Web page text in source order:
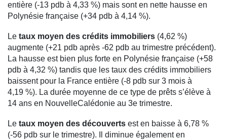
entière (-13 pdb à 4,33 %) mais sont en nette hausse en
Polynésie française (+34 pdb à 4,14 %).
Le taux moyen des crédits immobiliers (4,62 %)
augmente (+21 pdb après -62 pdb au trimestre précédent).
La hausse est bien plus forte en Polynésie française (+58
pdb à 4,32 %) tandis que les taux des crédits immobiliers
baissent pour la France entière (-8 pdb sur 3 mois à
4,19 %). La durée moyenne de ce type de prêts s’élève à
14 ans en NouvelleCalédonie au 3e trimestre.
Le taux moyen des découverts est en baisse à 6,78 %
(-56 pdb sur le trimestre). Il diminue également en